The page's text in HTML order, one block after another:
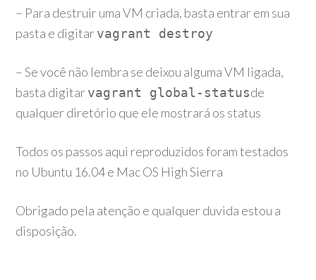
– Para destruir uma VM criada, basta entrar em sua
pasta e digitarvagrant destroy
– Se você não lembra se deixou alguma VM ligada,
basta digitarvagrant global-statusde
qualquer diretório que ele mostrará os status
Todos os passos aqui reproduzidos foram testados
no Ubuntu 16.04 e Mac OS High Sierra
Obrigado pela atenção e qualquer duvida estou a
disposição.